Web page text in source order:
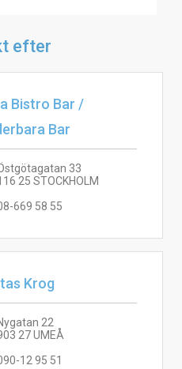
efter
Bistro Bar /
Bar
33
25 STOCKHOLM
669 58 55
Krog
22
27 UMEÅ
12 95 51